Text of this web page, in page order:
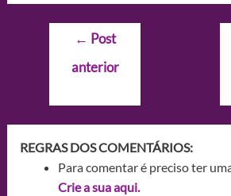
Navegação
Post
← Post
anterior
REGRAS DOS COMENTÁRIOS:
Para comentar é preciso ter
Crie a sua aqui.